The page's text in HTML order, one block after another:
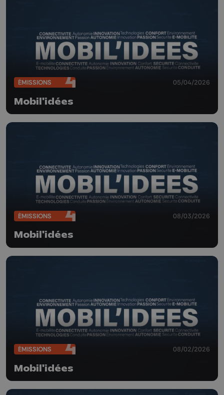
ÉMISSIONS 05/04/2026
Mobil'idées
ÉMISSIONS 08/03/2026
Mobil'idées
ÉMISSIONS 08/02/2026
Mobil'idées